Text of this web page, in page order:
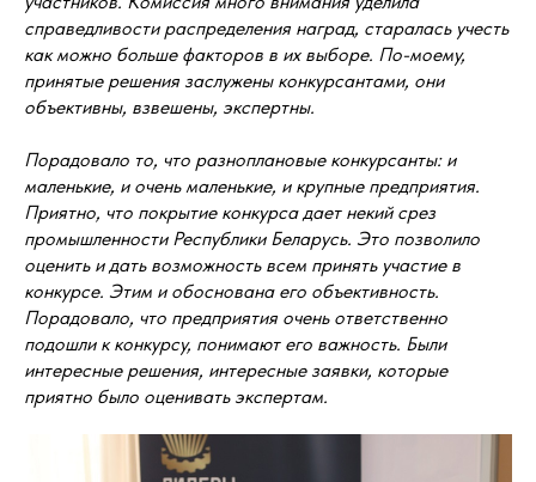
справедливости распределения наград, старалась учесть
как можно больше факторов в их выборе. По-моему,
принятые решения заслужены конкурсантами, они
объективны, взвешены, экспертны.
Порадовало то, что разноплановые конкурсанты: и
маленькие, и очень маленькие, и крупные предприятия.
Приятно, что покрытие конкурса дает некий срез
промышленности Республики Беларусь. Это позволило
оценить и дать возможность всем принять участие в
конкурсе. Этим и обоснована его объективность.
Порадовало, что предприятия очень ответственно
подошли к конкурсу, понимают его важность. Были
интересные решения, интересные заявки, которые
приятно было оценивать экспертам.